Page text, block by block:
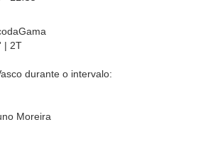
| 2T
durante o intervalo:
Moreira